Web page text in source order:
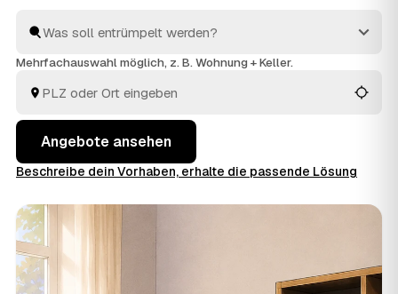
Festpreise – verwertbare Gegenstände werden auf die
Kosten angerechnet. Die Profis arbeiten zügig und
besenreinen Übergabe. Sie müssen nur die Angebote
vergleichen und entscheiden.
Mehrfachauswahl möglich, z. B. Wohnung + Keller.
Angebote ansehen
Beschreibe dein Vorhaben, erhalte die passende Lösung